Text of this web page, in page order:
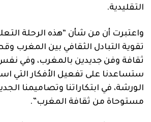
التقليدية.
واعتبرت أن من شأن “هذه الرحلة
تقوية التبادل الثقافي بين المغرب
ثقافة وفن جديدين بالمغرب، وفي
ستساعدنا على تفعيل الأفكار التي
الورشة، في ابتكاراتنا وتصاميمنا
مستوحاة من ثقافة المغرب”.